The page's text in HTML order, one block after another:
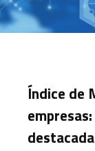
Índice de